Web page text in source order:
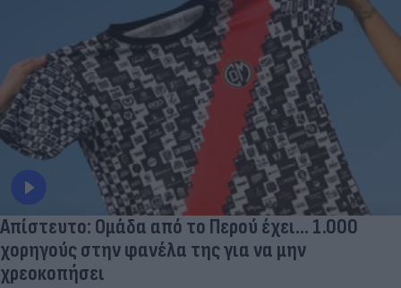
Απίστευτο: Ομάδα από το Περού έχει... 1.000
χορηγούς στην φανέλα της για να μην
χρεοκοπήσει